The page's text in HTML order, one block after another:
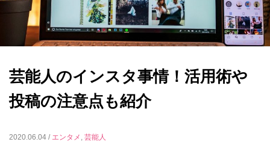
芸能人のインスタ事情！活用術や
投稿の注意点も紹介
2020.06.04 / エンタメ , 芸能人